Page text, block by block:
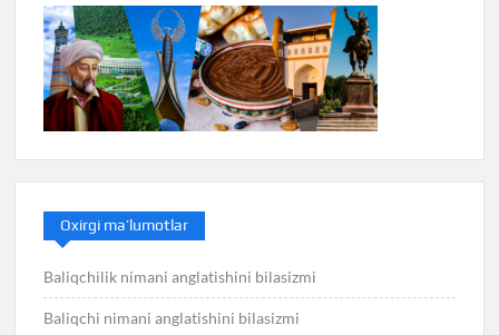
Oxirgi ma’lumotlar
Baliqchilik nimani anglatishini bilasizmi
Baliqchi nimani anglatishini bilasizmi